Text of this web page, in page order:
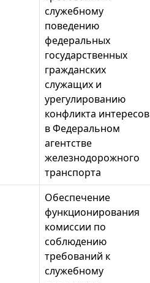
служебному
поведению
федеральных
государственных
гражданских
служащих и
урегулированию
конфликта интересов
в Федеральном
агентстве
железнодорожного
транспорта
Обеспечение
функционирования
комиссии по
соблюдению
требований к
служебному